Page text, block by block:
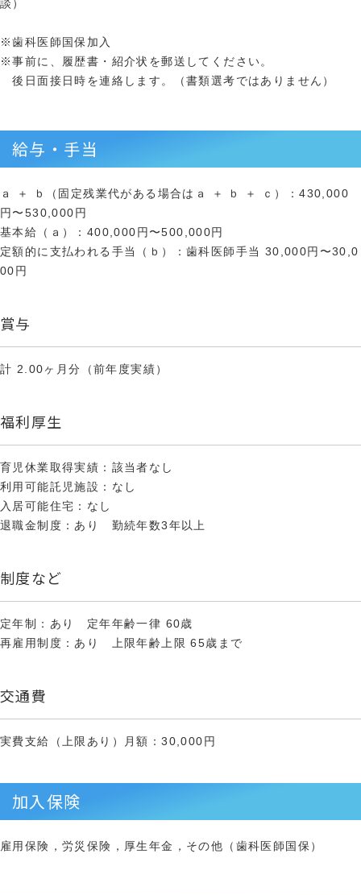
談）
※歯科医師国保加入
※事前に、履歴書・紹介状を郵送してください。
後日面接日時を連絡します。（書類選考ではありません）
給与・手当
ａ ＋ ｂ（固定残業代がある場合はａ ＋ ｂ ＋ ｃ）：430,000
円〜530,000円
基本給（ａ）：400,000円〜500,000円
定額的に支払われる手当（ｂ）：歯科医師手当 30,000円〜30,0
00円
賞与
計 2.00ヶ月分（前年度実績）
福利厚生
育児休業取得実績：該当者なし
利用可能託児施設：なし
入居可能住宅：なし
退職金制度：あり 勤続年数3年以上
制度など
定年制：あり 定年年齢一律 60歳
再雇用制度：あり 上限年齢上限 65歳まで
交通費
実費支給（上限あり）月額：30,000円
加入保険
雇用保険，労災保険，厚生年金，その他（歯科医師国保）